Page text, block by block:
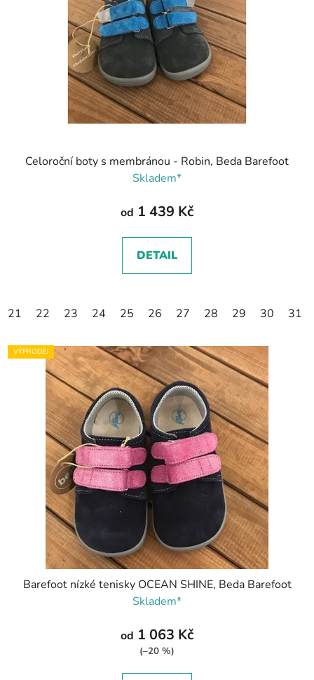
Celoroční boty s membránou - Robin, Beda Barefoot
Skladem*
od 1 439 Kč
DETAIL
21 22 23 24 25 26 27 28 29 30 31
VÝPRODEJ
Barefoot nízké tenisky OCEAN SHINE, Beda Barefoot
Skladem*
od 1 063 Kč
(–20 %)